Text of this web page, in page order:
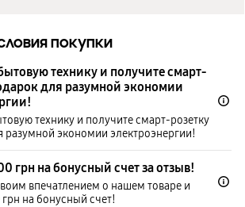
покупки
технику и получите смарт-
для разумной экономии
технику и получите смарт-розетку
разумной экономии электроэнергии!
грн на бонусный счет за отзыв!
впечатлением о нашем товаре и
на бонусный счет!